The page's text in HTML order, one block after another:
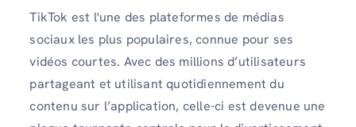
TikTok est l'une des plateformes de médias
sociaux les plus populaires, connue pour ses
vidéos courtes. Avec des millions d’utilisateurs
partageant et utilisant quotidiennement du
contenu sur l’application, celle-ci est devenue une